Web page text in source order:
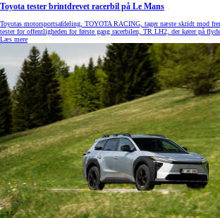
Toyota tester brintdrevet racerbil på Le Mans
Toyotas motorsportsafdeling, TOYOTA RACING, tager næste skridt mod
tester for offentligheden for første gang racerbilen, TR LH2, der kører på
Læs mere